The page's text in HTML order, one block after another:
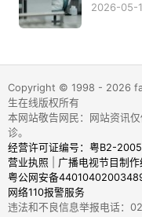
2026-05-
Copyright © 1998 - 2026
生在线版权所有
本网站敬告网民：网站资讯
诊。
经营许可证编号：粤B2-
营业执照
广播电视节目制
粤公网安备
网络110报警服务
违法和不良信息举报电话：